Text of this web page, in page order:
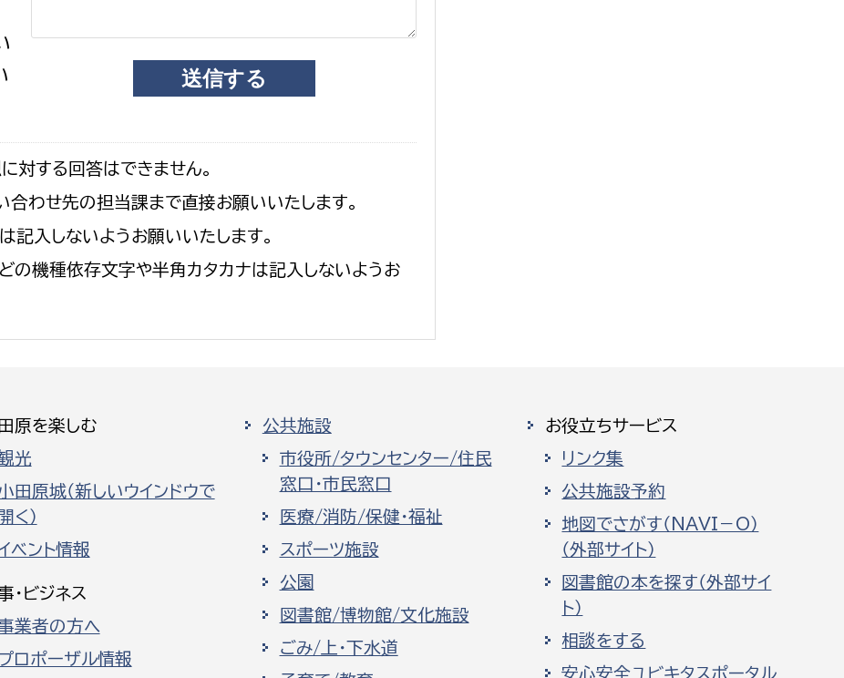
対する回答はできません。
合わせ先の担当課まで直接お願いいたします。
入しないようお願いいたします。
の機種依存文字や半角カタカナは記入しないようお
原を楽しむ
光
田原城（新しいウインドウで
開く）
ベント情報
・ビジネス
業者の方へ
ロポーザル情報
公共施設
市役所/タウンセンター/住民
窓口・市民窓口
医療/消防/保健・福祉
スポーツ施設
公園
図書館/博物館/文化施設
ごみ/上・下水道
お役立ちサービス
リンク集
公共施設予約
地図でさがす（NAVI－O）
（外部サイト）
図書館の本を探す（外部サイ
ト）
相談をする
安心安全ユビキタスポータル